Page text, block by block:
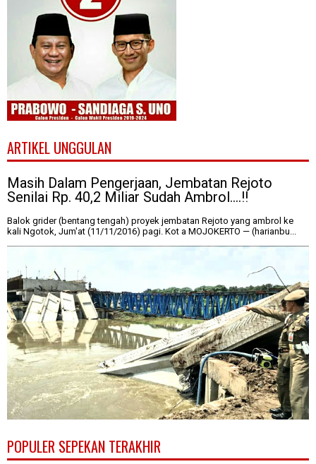
ARTIKEL UNGGULAN
Masih Dalam Pengerjaan, Jembatan Rejoto
Senilai Rp. 40,2 Miliar Sudah Ambrol....!!
Balok grider (bentang tengah) proyek jembatan Rejoto yang ambrol ke
kali Ngotok, Jum'at (11/11/2016) pagi. Kot a MOJOKERTO — (harianbu...
POPULER SEPEKAN TERAKHIR